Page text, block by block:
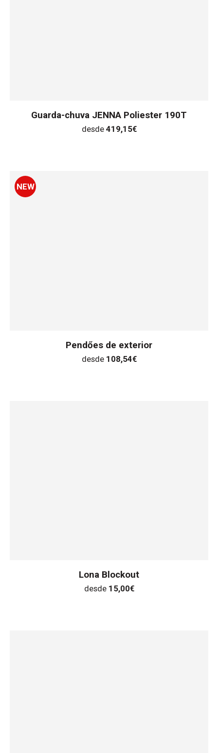
Guarda-chuva JENNA Poliester 190T
desde 419,15€
NEW
Pendőes de exterior
desde 108,54€
Lona Blockout
desde 15,00€